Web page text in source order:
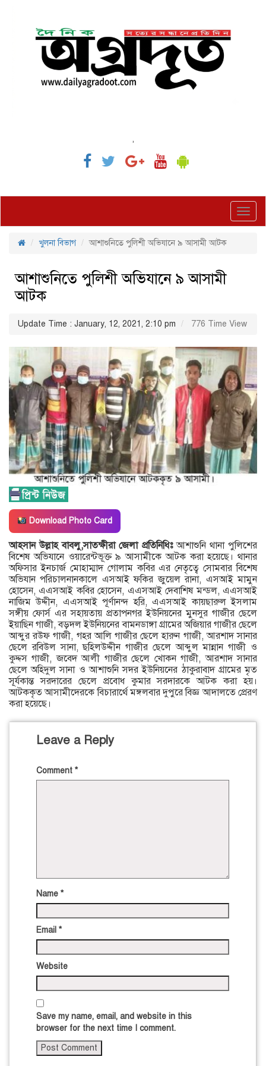
,
খুলনা বিভাগ
আশাশুনিতে পুলিশী অভিযানে ৯ আসামী আটক
আশাশুনিতে পুলিশী অভিযানে ৯ আসামী
আটক
Update Time : January, 12, 2021, 2:10 pm 776 Time View
Download Photo Card
আহসান উল্লাহ বাবলু,সাতক্ষীরা জেলা প্রতিনিধিঃআশাশুনি থানা পুলিশের
বিশেষ অভিযানে ওয়ারেন্টভূক্ত ৯ আসামীকে আটক করা হয়েছে। থানার
অফিসার ইনচার্জ মোহাম্মাদ গোলাম কবির এর নেতৃত্বে সোমবার বিশেষ
অভিযান পরিচালনানকালে এসআই ফকির জুয়েল রানা, এসআই মামুন
হোসেন, এএসআই কবির হোসেন, এএসআই দেবাশিষ মন্ডল, এএসআই
নাজিম উদ্দীন, এএসআই পূর্ণানন্দ হরি, এএসআই কায়ছারুল ইসলাম
সঙ্গীয় ফোর্স এর সহায়তায় প্রতাপনগর ইউনিয়নের মুনসুর গাজীর ছেলে
ইয়াছিন গাজী, বড়দল ইউনিয়নের বামনডাঙ্গা গ্রামের অজিয়ার গাজীর ছেলে
আব্দুর রউফ গাজী, গহর আলি গাজীর ছেলে হারুন গাজী, আরশাদ সানার
ছেলে রবিউল সানা, ছহিলউদ্দীন গাজীর ছেলে আব্দুল মান্নান গাজী ও
কুদ্দস গাজী, জবেদ আলী গাজীর ছেলে খোকন গাজী, আরশাদ সানার
ছেলে অহিদুল সানা ও আশাশুনি সদর ইউনিয়নের ঠাকুরাবাদ গ্রামের মৃত
সূর্যকান্ত সরদারের ছেলে প্রবোধ কুমার সরদারকে আটক করা হয়।
আটককৃত আসামীদেরকে বিচারার্থে মঙ্গলবার দুপুরে বিজ্ঞ আদালতে প্রেরণ
করা হয়েছে।
Leave a Reply
Comment *
Name *
Email *
Website
Save my name, email, and website in this
browser for the next time I comment.